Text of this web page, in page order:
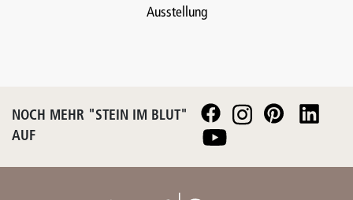
Ausstellung
NOCH MEHR "STEIN IM BLUT"
AUF